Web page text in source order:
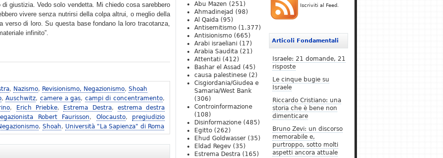
giustizia. Vedo solo vendetta. Mi chiedo cosa sarebbero
vivere senza nutrirsi della colpa altrui, o meglio della
verso di loro. Su questa base fondano la loro tracotanza,
infinito”.
, Nazismo, Revisionismo, Negazionismo, Shoah
,Auschwitz,camere a gas, campi di concentramento,
, Erich Priebke, Estrema Destra, estrema destra
Robert Faurisson, Olocausto, pregiudizio
, Shoah, Università "La Sapienza" di Roma
Iscriviti al Feed.
Articoli Fondamentali
Israele: 21 domande, 21
risposte
Le cinque bugie su
Israele
Riccardo Cristiano: una
storia che è bene non
dimenticare
Bruno Zevi: un discorso
memorabile e,
purtroppo, sotto molti
aspetti ancora attuale
Abu Mazen (251)
Ahmadinejad (98)
Al Qaida (95)
Antisemitismo (1.377)
Antisionismo (665)
Arabi israeliani (17)
Arabia Saudita (21)
Attentati (412)
Bashar el Assad (45)
causa palestinese (2)
Cisgiordania/Giudea e
Samaria/West Bank
(306)
Controinformazione
(108)
Disinformazione (485)
Egitto (262)
Ehud Goldwasser (35)
Eldad Regev (35)
Estrema Destra (165)